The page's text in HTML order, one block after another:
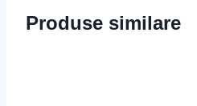
Produse similare